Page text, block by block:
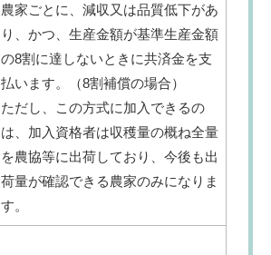
農家ごとに、減収又は品質低下があ
り、かつ、生産金額が基準生産金額
の8割に達しないときに共済金を支
払います。（8割補償の場合）
ただし、この方式に加入できるの
は、加入資格者は収穫量の概ね全量
を農協等に出荷しており、今後も出
荷量が確認できる農家のみになりま
す。